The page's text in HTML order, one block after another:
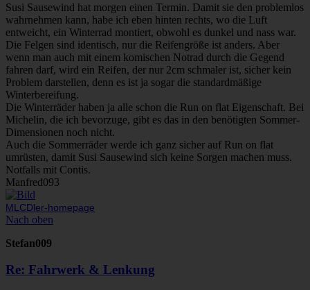
Susi Sausewind hat morgen einen Termin. Damit sie den problemlos
wahrnehmen kann, habe ich eben hinten rechts, wo die Luft
entweicht, ein Winterrad montiert, obwohl es dunkel und nass war.
Die Felgen sind identisch, nur die Reifengröße ist anders. Aber
wenn man auch mit einem komischen Notrad durch die Gegend
fahren darf, wird ein Reifen, der nur 2cm schmaler ist, sicher kein
Problem darstellen, denn es ist ja sogar die standardmäßige
Winterbereifung.
Die Winterräder haben ja alle schon die Run on flat Eigenschaft. Bei
Michelin, die ich bevorzuge, gibt es das in den benötigten Sommer-
Dimensionen noch nicht.
Auch die Sommerräder werde ich ganz sicher auf Run on flat
umrüsten, damit Susi Sausewind sich keine Sorgen machen muss.
Notfalls mit Contis.
Manfred093
MLCDler-homepage
Nach oben
Stefan009
Re: Fahrwerk & Lenkung